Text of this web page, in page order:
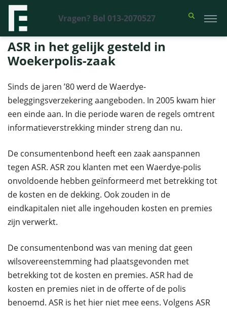
Vragen? Bel 013-2070527
Financieel Recht Advocaten >Uitspraken>ASR in het gelijk gesteld in
Woekerpolis-zaak
ASR in het gelijk gesteld in
Woekerpolis-zaak
Sinds de jaren ’80 werd de Waerdye-
beleggingsverzekering aangeboden. In 2005 kwam hier
een einde aan. In die periode waren de regels omtrent
informatieverstrekking minder streng dan nu.
De consumentenbond heeft een zaak aanspannen
tegen ASR. ASR zou klanten met een Waerdye-polis
onvoldoende hebben geïnformeerd met betrekking tot
de kosten en de dekking. Ook zouden in de
eindkapitalen niet alle ingehouden kosten en premies
zijn verwerkt.
De consumentenbond was van mening dat geen
wilsovereenstemming had plaatsgevonden met
betrekking tot de kosten en premies. ASR had de
kosten en premies niet in de offerte of de polis
benoemd. ASR is het hier niet mee eens. Volgens ASR